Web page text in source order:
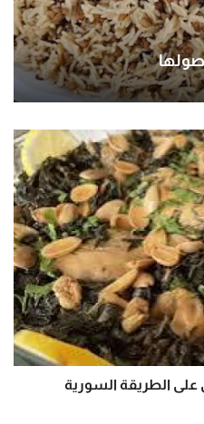
الطريقة السورية